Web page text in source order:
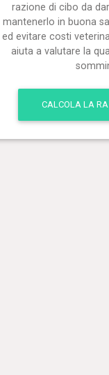
razione di cibo da
mantenerlo in buona
ed evitare costi
aiuta a valutare la
CALCOLA LA